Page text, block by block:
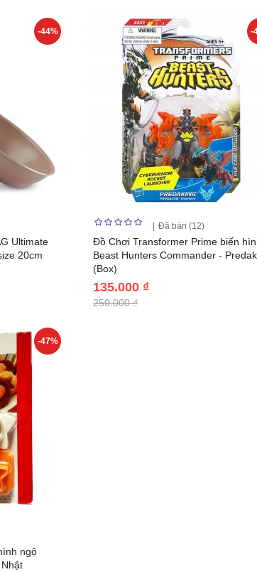
-44%
Ultimate
20cm
-
Đã bán (12)
Đồ Chơi Transformer Prime biến
Beast Hunters Commander -
(Box)
135.000 ₫
250.000 ₫
-47%
ngộ